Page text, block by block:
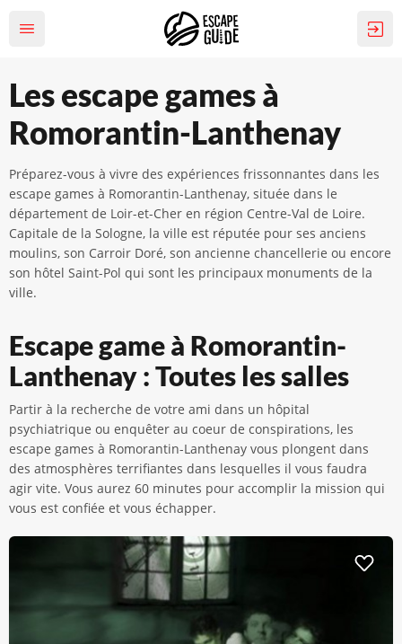
Les escape games à
Romorantin-Lanthenay
Préparez-vous à vivre des expériences frissonnantes dans les
escape games à Romorantin-Lanthenay, située dans le
département de Loir-et-Cher en région Centre-Val de Loire.
Capitale de la Sologne, la ville est réputée pour ses anciens
moulins, son Carroir Doré, son ancienne chancellerie ou encore
son hôtel Saint-Pol qui sont les principaux monuments de la
ville.
Escape game à Romorantin-
Lanthenay : Toutes les salles
Partir à la recherche de votre ami dans un hôpital
psychiatrique ou enquêter au coeur de conspirations, les
escape games à Romorantin-Lanthenay vous plongent dans
des atmosphères terrifiantes dans lesquelles il vous faudra
agir vite. Vous aurez 60 minutes pour accomplir la mission qui
vous est confiée et vous échapper.